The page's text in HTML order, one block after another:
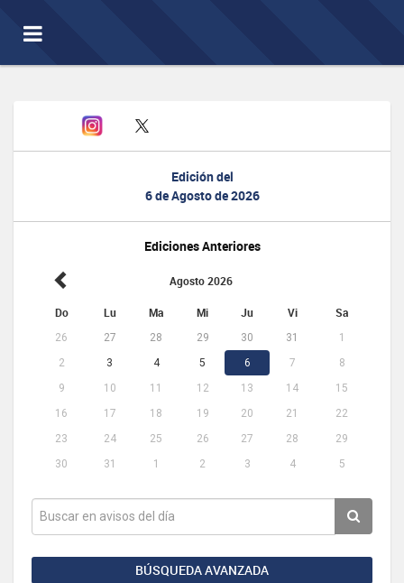
Toggle
navigation
Edición del
6 de Agosto de 2026
Ediciones Anteriores
Agosto 2026
Do Lu Ma Mi Ju Vi Sa
26 27 28 29 30 31
1
2
3 4 5 6 7
8
9
10 11 12 13 14
15
16
17 18 19 20 21
22
23
24 25 26 27 28
29
30
31 1 2 3 4 5
BÚSQUEDA AVANZADA